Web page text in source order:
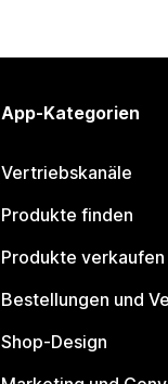
App-Kategorien
Vertriebskanäle
Produkte finden
Produkte verkaufen
Bestellungen und
Shop-Design